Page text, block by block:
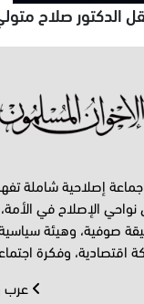
الدكتور صلاح
إصلاحية شاملة
الإصلاح في
صوفية، وهيئة
اقتصادية، وفكرة
عرب